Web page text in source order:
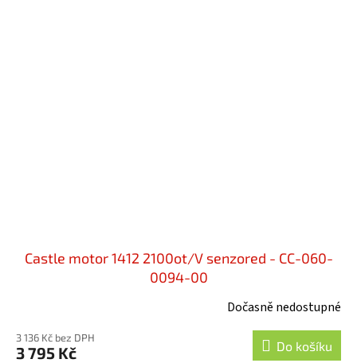
Castle motor 1412 2100ot/V senzored - CC-060-
0094-00
Dočasně nedostupné
3 136 Kč bez DPH
3 795 Kč Do košíku